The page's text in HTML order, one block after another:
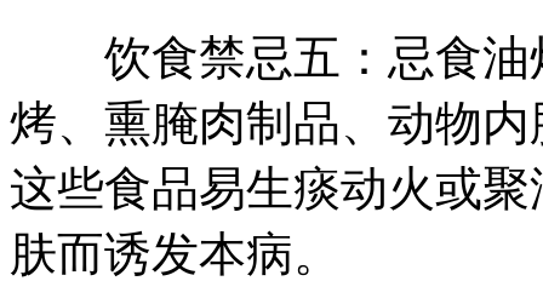
饮食禁忌五：忌食油
烤、熏腌肉制品、动物
这些食品易生痰动火或
肤而诱发本病。